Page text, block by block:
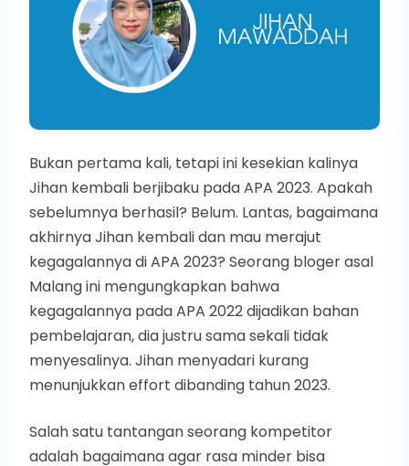
Bukan pertama kali, tetapi ini kesekian kalinya
Jihan kembali berjibaku pada APA 2023. Apakah
sebelumnya berhasil? Belum. Lantas, bagaimana
akhirnya Jihan kembali dan mau merajut
kegagalannya di APA 2023? Seorang bloger asal
Malang ini mengungkapkan bahwa
kegagalannya pada APA 2022 dijadikan bahan
pembelajaran, dia justru sama sekali tidak
menyesalinya. Jihan menyadari kurang
menunjukkan effort dibanding tahun 2023.
Salah satu tantangan seorang kompetitor
adalah bagaimana agar rasa minder bisa